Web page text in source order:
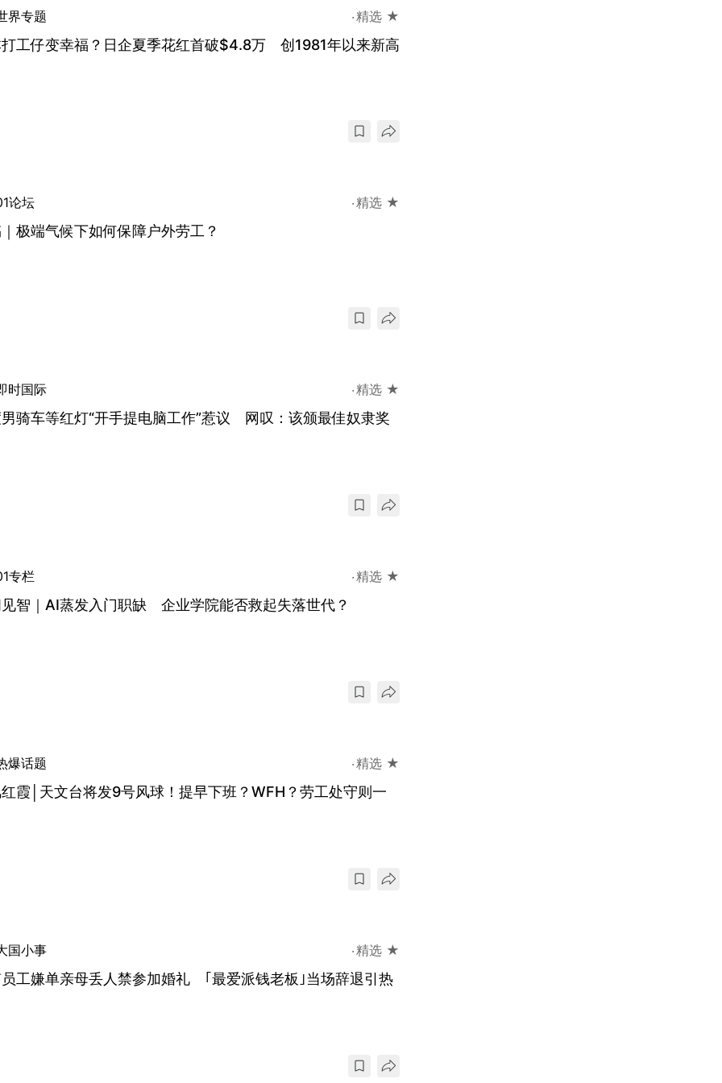
界专题 精选 ★
工仔变幸福？日企夏季花红首破$4.8万 创1981年以来新高
论坛 精选 ★
极端气候下如何保障户外劳工？
时国际 精选 ★
骑车等红灯“开手提电脑工作”惹议 网叹：该颁最佳奴隶奖
专栏 精选 ★
智｜AI蒸发入门职缺 企业学院能否救起失落世代？
爆话题 精选 ★
霞│天文台将发9号风球！提早下班？WFH？劳工处守则一
国小事 精选 ★
工嫌单亲母丢人禁参加婚礼 ｢最爱派钱老板｣当场辞退引热